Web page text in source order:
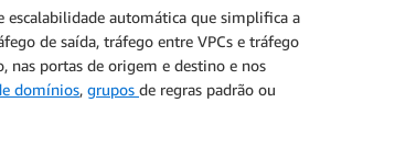
escalabilidade automática que simplifica a
de saída, tráfego entre VPCs e tráfego
portas de origem e destino e nos
domínios, grupos de regras padrão ou